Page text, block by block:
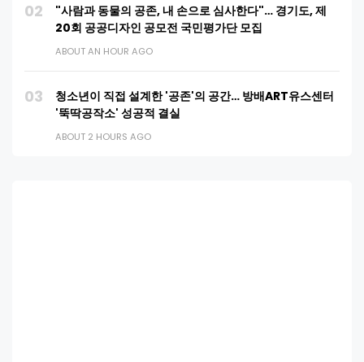
02
"사람과 동물의 공존, 내 손으로 심사한다"… 경기도, 제
20회 공공디자인 공모전 국민평가단 모집
ABOUT AN HOUR AGO
03
청소년이 직접 설계한 '공존'의 공간… 방배ART유스센터
'뚝딱공작소' 성공적 결실
ABOUT 2 HOURS AGO